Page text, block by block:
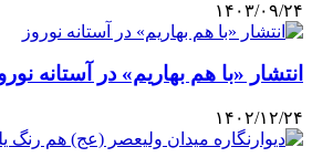
۱۴۰۳/۰۹/۲۴
انتشار «با هم بهاریم» در آستانه
۱۴۰۲/۱۲/۲۴